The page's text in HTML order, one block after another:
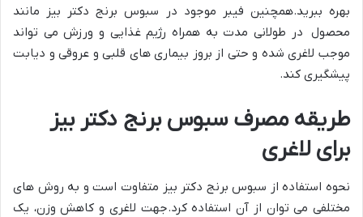
بهره ببرید.همچنین فیبر موجود در سبوس برنج دکتر بیز مانند
محصول در طولانی مدت به همراه رژیم غذایی و ورزش می تواند
موجب لاغری شده و حتی از بروز بیماری های قلبی و عروقی و دیابت
پیشگیری کند.
طریقه مصرف سبوس برنج دکتر بیز
برای لاغری
نحوه استفاده از سبوس برنج دکتر بیز متفاوت است و به روش های
مختلفی می توان از آن استفاده کرد.جهت لاغری و کاهش وزن، یک